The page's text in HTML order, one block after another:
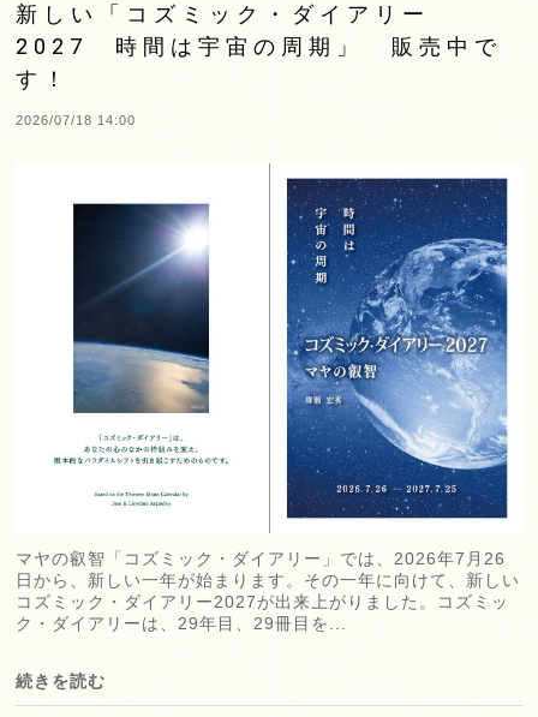
新しい「コズミック・ダイアリー
2027 時間は宇宙の周期」 販売中で
す！
2026/07/18 14:00
マヤの叡智「コズミック・ダイアリー」では、2026年7月26
日から、新しい一年が始まります。その一年に向けて、新しい
コズミック・ダイアリー2027が出来上がりました。コズミッ
ク・ダイアリーは、29年目、29冊目を...
続きを読む